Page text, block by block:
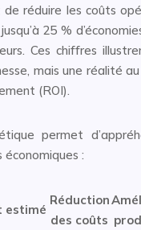
réduire les coûts
25 %
Ces chiffres
mais une réalité
(ROI).
permet
économiques :
estimé
Réduction
des coûts